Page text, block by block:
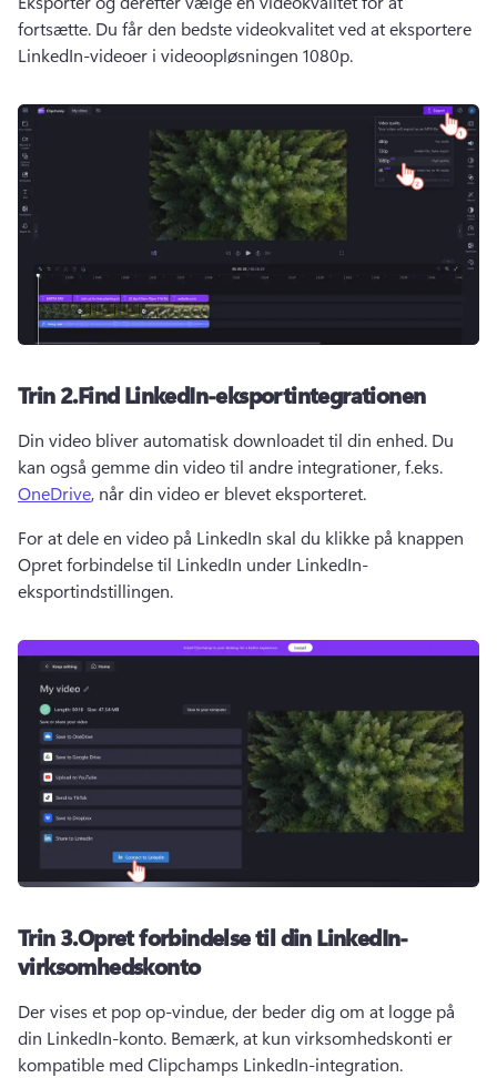
fortsætte. Du får den bedste videokvalitet ved at eksportere
LinkedIn-videoer i videoopløsningen 1080p.
Trin 2.Find LinkedIn-eksportintegrationen
Din video bliver automatisk downloadet til din enhed. Du
kan også gemme din video til andre integrationer, f.eks.
OneDrive, når din video er blevet eksporteret.
For at dele en video på LinkedIn skal du klikke på knappen
Opret forbindelse til LinkedIn under LinkedIn-
eksportindstillingen.
Trin 3.Opret forbindelse til din LinkedIn-
virksomhedskonto
Der vises et pop op-vindue, der beder dig om at logge på
din LinkedIn-konto. Bemærk, at kun virksomhedskonti er